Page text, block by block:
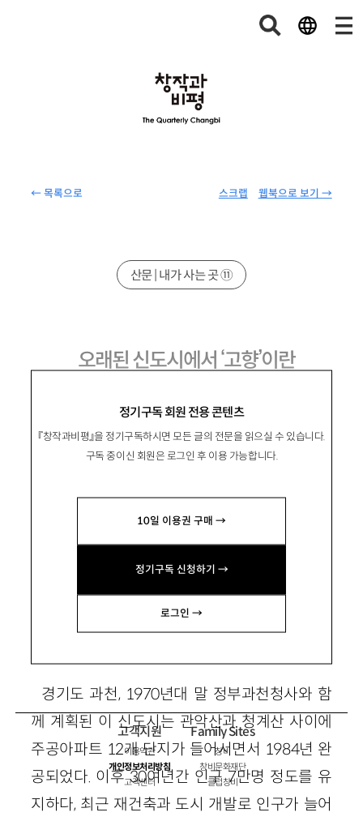
← 목록으로 웹북으로 보기 →
스크랩
정기구독 회원 전용 콘텐츠
『창작과비평』을 정기구독하시면 모든 글의 전문을 읽으실 수 있습니다.
구독 중이신 회원은 로그인 후 이용 가능합니다.
10일 이용권 구매 →
정기구독 신청하기 →
로그인 →
산문 | 내가 사는 곳 ⑪
오래된 신도시에서 ‘고향’이란
송준규宋浚圭
인류학 연구자. 주요 논문으로 「부모됨·이웃됨
zingari.JQ@gmail.com
경기도 과천, 1970년대 말 정부과천청사와 함
께 계획된 이 신도시는 관악산과 청계산 사이에
주공아파트 12개 단지가 들어서면서 1984년 완
공되었다. 이후 30여년간 인구 7만명 정도를 유
지하다, 최근 재건축과 도시 개발로 인구가 늘어
고객지원
이용약관
개인정보처리방침
고객센터
Family Sites
창비
창비문화재단
클럽창비